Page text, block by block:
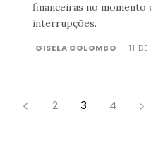
financeiras no momento
interrupções.
GISELA COLOMBO - 11
2 3 4